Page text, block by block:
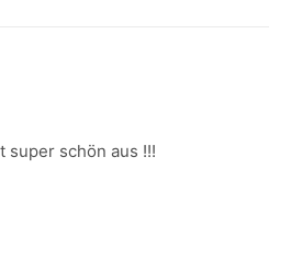
super schön aus !!!